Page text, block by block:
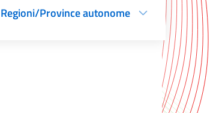
Regioni/Province autonome